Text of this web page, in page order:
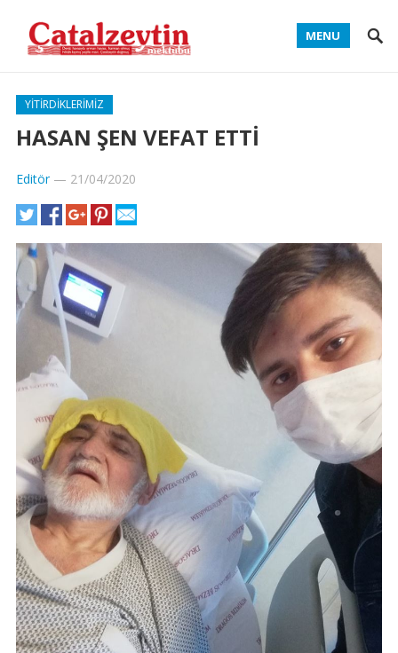
MENU
YITIRDIKLERIMIZ
HASAN ŞEN VEFAT ETTİ
Editör— 21/04/2020